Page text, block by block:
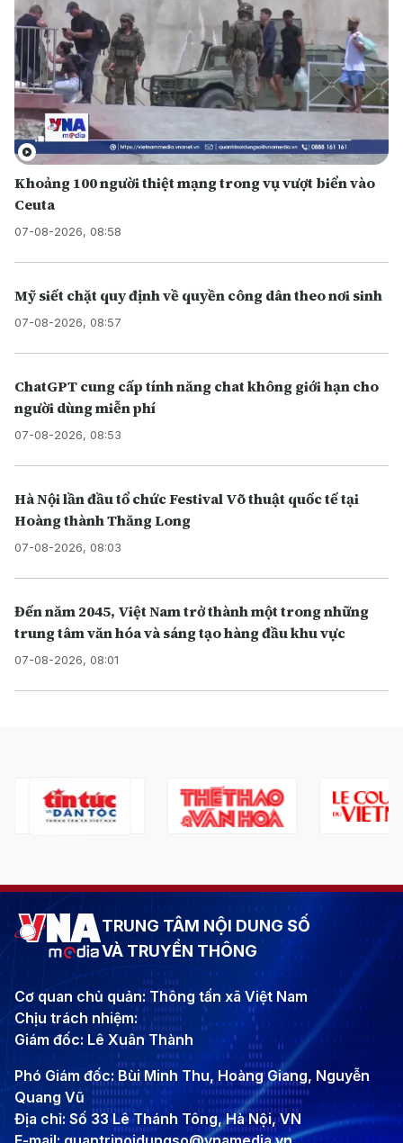
Khoảng 100 người thiệt mạng trong vụ vượt biển vào
Ceuta
07-08-2026, 08:58
Mỹ siết chặt quy định về quyền công dân theo nơi sinh
07-08-2026, 08:57
ChatGPT cung cấp tính năng chat không giới hạn cho
người dùng miễn phí
07-08-2026, 08:53
Hà Nội lần đầu tổ chức Festival Võ thuật quốc tế tại
Hoàng thành Thăng Long
07-08-2026, 08:03
Đến năm 2045, Việt Nam trở thành một trong những
trung tâm văn hóa và sáng tạo hàng đầu khu vực
07-08-2026, 08:01
TRUNG TÂM NỘI DUNG SỐ
VÀ TRUYỀN THÔNG
Cơ quan chủ quản: Thông tấn xã Việt Nam
Chịu trách nhiệm:
Giám đốc: Lê Xuân Thành
Phó Giám đốc: Bùi Minh Thu, Hoàng Giang, Nguyễn
Quang Vũ
Địa chỉ: Số 33 Lê Thánh Tông, Hà Nội, VN